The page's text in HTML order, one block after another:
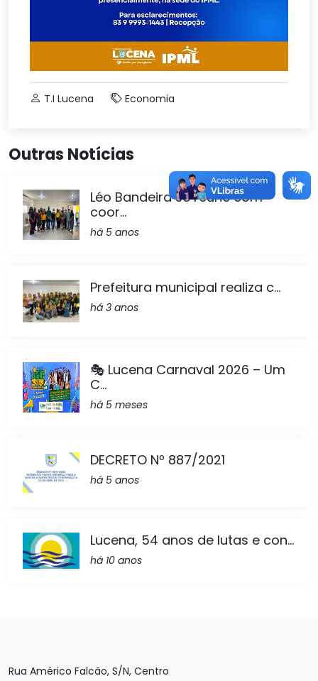
T.I Lucena Economia
Outras Notícias
Léo Bandeira se reúne com
coor...
há 5 anos
Prefeitura municipal realiza c...
há 3 anos
🎭 Lucena Carnaval 2026 – Um
C...
há 5 meses
DECRETO Nº 887/2021
há 5 anos
Lucena, 54 anos de lutas e con...
há 10 anos
Rua Américo Falcão, S/N, Centro